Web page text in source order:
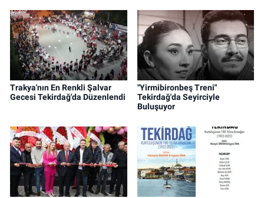
Trakya'nın En Renkli Şalvar
Gecesi Tekirdağ'da Düzenlendi
"Yirmibironbeş Treni"
Tekirdağ'da Seyirciyle
Buluşuyor